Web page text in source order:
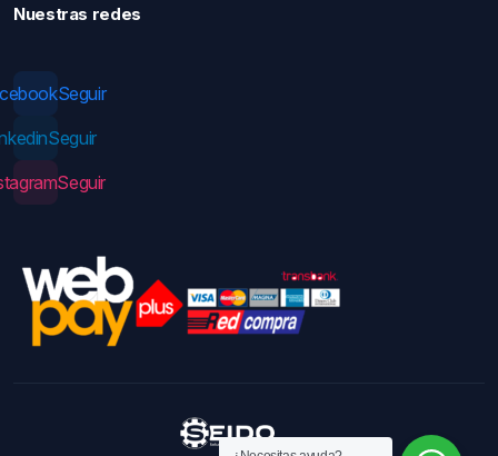
Nuestras redes
Seguir
Seguir
Seguir